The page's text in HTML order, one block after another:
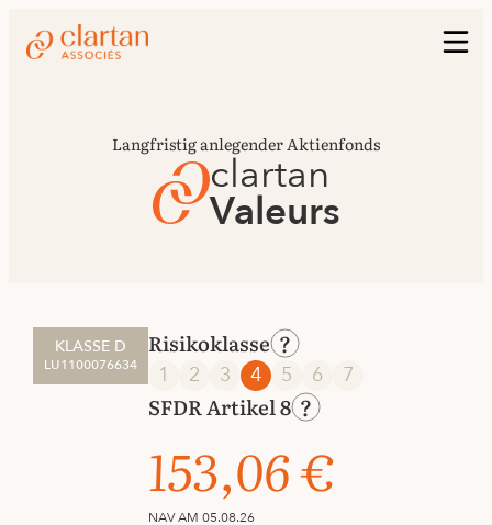
Langfristig anlegender Aktienfonds
clartan
Valeurs
KLASSE D
LU1100076634
Risikoklasse
1 2 3 4 5 6 7
SFDR Artikel 8
153,06 €
NAV AM 05.08.26